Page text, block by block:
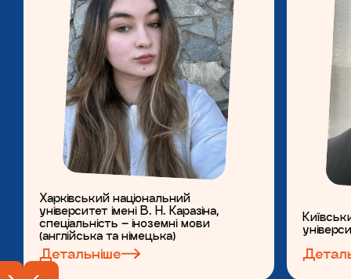
Харківський національний
університет імені В. Н. Каразіна,
спеціальність – іноземні мови
(англійська та німецька)
Детальніше